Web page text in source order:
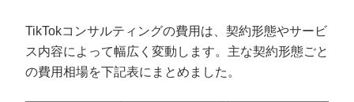
TikTokコンサルティングの費用は、契約形態やサービ
ス内容によって幅広く変動します。主な契約形態ごと
の費用相場を下記表にまとめました。